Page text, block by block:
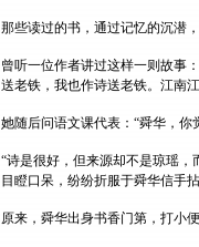
那些读过的书，通过记忆的沉潜
曾听一位作者讲过这样一则故事
送老铁，我也作诗送老铁。江南
她随后问语文课代表：“舜华，
“诗是很好，但来源却不是琼瑶
目瞪口呆，纷纷折服于舜华信手
原来，舜华出身书香门第，打小